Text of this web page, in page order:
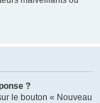
?
le bouton « Nouveau